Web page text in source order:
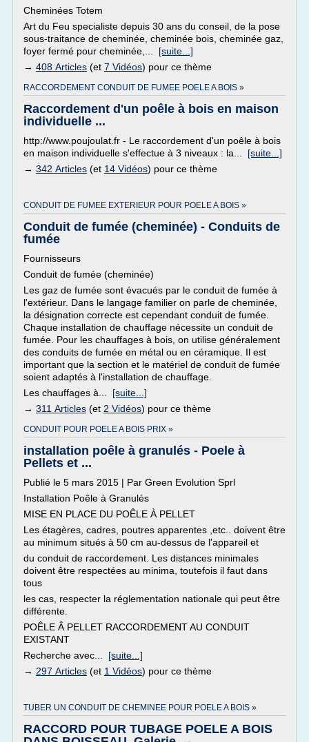
Cheminées Totem
Art du Feu specialiste depuis 30 ans du conseil, de la pose
sous-traitance de cheminée, cheminée bois, cheminée gaz,
foyer fermé pour cheminée,... [suite...]
→ 408 Articles (et 7 Vidéos) pour ce thème
RACCORDEMENT CONDUIT DE FUMEE POELE A BOIS »
Raccordement d'un poêle à bois en maison
individuelle ...
http://www.poujoulat.fr - Le raccordement d'un poêle à bois
en maison individuelle s'effectue à 3 niveaux : la... [suite...]
→ 342 Articles (et 14 Vidéos) pour ce thème
CONDUIT DE FUMEE EXTERIEUR POUR POELE A BOIS »
Conduit de fumée (cheminée) - Conduits de
fumée
Fournisseurs
Conduit de fumée (cheminée)
Les gaz de fumée sont évacués par le conduit de fumée à
l'extérieur. Dans le langage familier on parle de cheminée,
la désignation correcte est cependant conduit de fumée.
Chaque installation de chauffage nécessite un conduit de
fumée. Pour les chauffages à bois, on utilise généralement
des conduits de fumée en métal ou en céramique. Il est
important que la section et le matériel de conduit de fumée
soient adaptés à l'installation de chauffage.
Les chauffages à... [suite...]
→ 311 Articles (et 2 Vidéos) pour ce thème
CONDUIT POUR POELE A BOIS PRIX »
installation poêle à granulés - Poele à
Pellets et ...
Publié le 5 mars 2015 | Par Green Evolution Sprl
Installation Poêle à Granulés
MISE EN PLACE DU POÊLE À PELLET
Les étagères, cadres, poutres apparentes ,etc.. doivent être
au minimum situés à 50 cm au-dessus de l'appareil et
du conduit de raccordement. Les distances minimales
doivent être respectées au minima, toutefois il faut dans
tous
les cas, respecter la réglementation nationale qui peut être
différente.
POÊLE Â PELLET RACCORDEMENT AU CONDUIT
EXISTANT
Recherche avec... [suite...]
→ 297 Articles (et 1 Vidéos) pour ce thème
TUBER UN CONDUIT DE CHEMINEE POUR POELE A BOIS »
RACCORD POUR TUBAGE POELE A BOIS